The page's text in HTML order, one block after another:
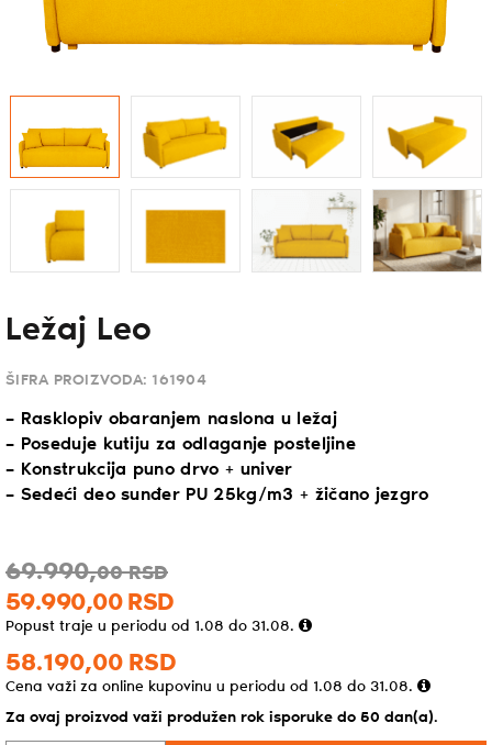
Ležaj Leo
ŠIFRA PROIZVODA: 161904
– Rasklopiv obaranjem naslona u ležaj
– Poseduje kutiju za odlaganje posteljine
– Konstrukcija puno drvo + univer
– Sedeći deo sunđer PU 25kg/m3 + žičano jezgro
69.990,00 RSD
59.990,00 RSD
Popust traje u periodu od 1.08 do 31.08.
58.190,00 RSD
Cena važi za online kupovinu u periodu od 1.08 do 31.08.
Za ovaj proizvod važi produžen rok isporuke do 50 dan(a).